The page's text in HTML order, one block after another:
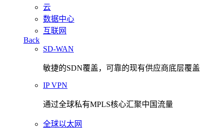
云
数据中心
互联网
Back
SD-WAN
敏捷的SDN覆盖，可靠的现有供应商底层覆盖
IP VPN
通过全球私有MPLS核心汇聚中国流量
全球以太网